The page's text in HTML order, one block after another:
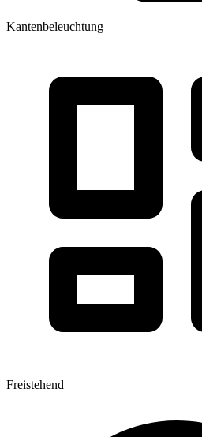
Kantenbeleuchtung
Freistehend